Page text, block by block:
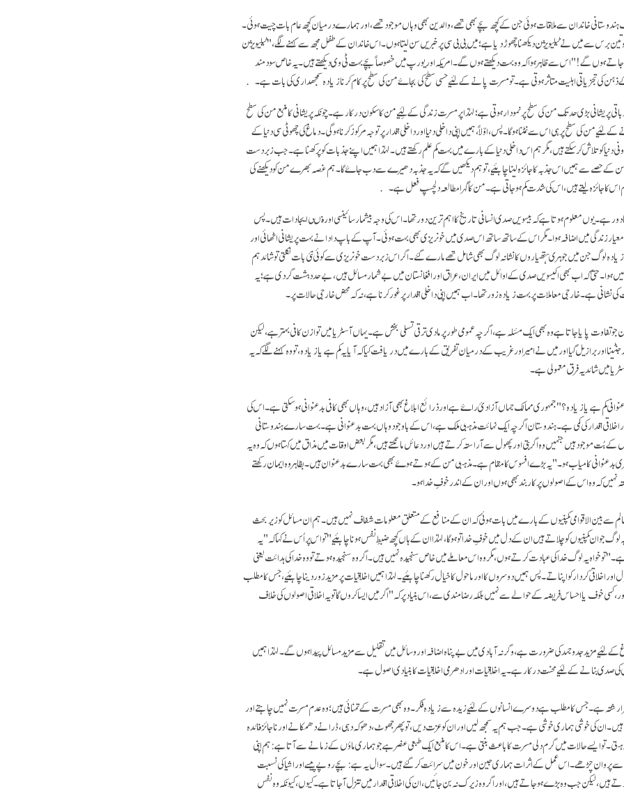
خاندان سے ملاقات ہوئی جن کے کچھ بچے بھی تھے، والدین بھی وہاں موجود تھے، اور ہمارے درمیان کچھ عام بات چیت ہوئی۔
تین برس سے میں نے ٹیلیویژن دیکھنا چھوڑ دیا ہے؛ میں بی بی سی پر خبریں سن لیتا ہوں۔ اس خاندان کے طفل مجھ سے کہنے لگے،" ٹیلیویژن
ہوں گے!" اس سے ظاہر ہوا کہ وہ بہت دیکھتے ہوں گے۔امریکہ اور یورپ میں خصوصاً بچے بہت ٹی وی دیکھتے ہیں۔ یہ خاص سود مند
کی تجزیاتی اہلیت متاثر ہوتی ہے۔ تو مسرت پانے کے لئیے حسی سطح کی بجاۓ من کی سطح پر کام کرنا زیادہ سمجھداری کی بات ہے۔
پریشانی بڑی حد تک من کی سطح پر نمودار ہوتی ہے؛ لہٰذا پر مسرت زندگی کے لئِیے من کا سکون درکار ہے۔ چونکہ پریشانی کا منبع من کی سطح
کی سطح پر ہی اس سے نمٹنا ہو گا۔ پس، اوّلاً، ہمیں اپنی داخلی دنیا اور داخلی اقدار پر توجہ مرکوز کرنا ہوگی۔ دماغ کی چھوٹی سی دنیا کے
دنیا کو تلاش کر سکتے ہیں، مگر ہم اس داخلی دنیا کے بارے میں بہت کم علم رکھتے ہیں۔ لہٰذا ہمیں اپنے جذبات کو پرکھنا ہے۔ جب زبردست
حصے سے ہمیں اس جذبہ کا جائزہ لینا چاہئیے، تو ہم دیکھیں گے کہ یہ جذبہ دھیرے سے دب جاۓ گا۔ ہم غصہ بھرے من کو دیکھنے کی
اس کا جائزہ لیتے ہیں، اس کی شدت کم ہو جاتی ہے۔ من کا گہرا مطالعہ دلچسپ فعل ہے۔
ہے۔ یوں معلوم ہوتا ہے کہ بیسویں صدی انسانی تاریخ کا اہم ترین دور تھا۔ اس کی وجہ بیشمار سائینسی اور فںی ایجادات ہیں۔ پس
زندگی میں اضافہ ہوا۔ مگر اس کے ساتھ ساتھ اس صدی میں خونریزی بھی بہت ہوئی۔ آپ کے باپ دادا نے بہت پریشانی اٹھائی اور
لوگ جن میں جوہری ہتھیاروں کا نشانہ لوگ بھی شامل تھے مارے گئے۔ اگر اس زبردست خونریزی سے کوئی نئی بات نکلتی تو شائد ہم
نہیں ہوا۔ حتیٰ کہ اب بھی اکیسویں صدی کے اوائل میں ایران، عراق اور افغانستان میں بےشمار مسائل ہیں، بےحد دہشت گردی ہے؛ یہ
نشانی ہے۔ خارجی معاملات پر بہت زیادہ زور تھا۔ اب ہمیں اپنی داخلی اقدار پر غور کرنا ہے، نہ کہ محض خارجی حالات پر۔
تفاوت پایا جاتا ہے وہ بھی ایک مسٔلہ ہے، اگرچہ عمومی طور پر مادی ترقی تسلی بخش ہے۔ یہاں آسٹریا میں توازن کافی بہتر ہے، لیکن
اور برازیل گیا اور میں نے امیر اور غریب کے درمیان تفریق کے بارے میں دریافت کیا کہ آیا یہ کم ہے یا زیادہ، تو وہ کہنے لگے کہ یہ
میں شائد یہ فرق معمولی ہے۔
کم ہے یا زیادہ؟" جمہوری ممالک جہاں آزادیٔ راۓ ہے اور ذرائع ابلاغ بھی آزاد ہیں، وہاں بھی کافی بدعنوانی ہو سکتی ہے۔ اس کی
اخلاقی اقدار کی کمی ہے۔ ہندوستان اگرچہ ایک نہائت مذہبی ملک ہے، اس کے باوجود وہاں بہت بدعنوانی ہے۔ بہت سارے ہندوستانی
کے بُت موجود ہیں جنہیں وہ اگر بتی اور پھول سے آراستہ کرتے ہیں اور دعائں مانگتے ہیں، مگر بعض اوقات میں مذاق میں کہتا ہوں کہ وہ یہ
بدعنوانی کامیاب ہو۔" یہ بڑے افسوس کا مقام ہے۔ مذہبی من کے ہوتے ہوۓ بھی بہت سارے بدعنوان ہیں۔ بظاہر وہ ایمان رکھتے
نہیں کہ وہ اس کے اصولوں پر کاربند بھی ہوں اور ان کے اندر خوفِ خدا ہو۔
سے بین الاقوامی کمپنیوں کے بارے میں بات ہوئی کہ ان کے منافع کے متعلق معلومات شفاف نہیں ہیں۔ ہم ان مسائل کو زیربحث
جو ان کمپنیوں کو چلاتے ہیں ان کے دل میں خوفِ خدا تو ہو گا، لہٰذا ان کے ہاں کچھ ضبطِ نفس ہونا چاہئیے" تو اس پر اُس نے کہا کہ "یہ
خواہ یہ لوگ خدا کی عبادت کرتے ہوں، مگر وہ اس معاملے میں خاص سنجیدہ نہیں ہیں۔ اگر وہ سنجیدہ ہوتے تو وہ خدا کی ہدائت یعنی
اور اخلاقی کردارکو اپناتے۔ پس ہمیں دوسروں کا اور ماحول کا خیال رکھنا چاہئیے۔ لہٰذا ہمیں اخلاقیات پر مزید زور دینا چاہئیے، جس کا مطلب
کسی خوف یا احساس فریضہ کے حوالے سے نہیں بلکہ رضامندی سے، اس بنیاد پر کہ "اگر میں ایسا کروں گا تو یہ اخلاقی اصولوں کی خلاف
کے لئیے مزید جد و جہد کی ضرورت ہے، وگرنہ آبادی میں بے پناہ اضافہ اور وسائل میں تقلیل سے مزید مسائل پیدا ہوں گے۔ لہٰذا ہمیں
صدی بنانے کے لئیے محنت درکار ہے۔ یہ اخلاقیات اور ادھرمی اخلاقیات کا بنیادی اصول ہے۔
رشتہ ہے۔ جس کا مطلب ہے دوسرے انسانوں کے لئیے زیدہ سے زیادہ فکر۔ وہ بھی مسرت کے تمنائی ہیں؛ وہ عدم مسرت نہیں چاہتے اور
ان کی خوشی ہماری خوشی ہے۔ جب ہم یہ سمجھ لیں اور ان کو عزت دیں، تو پھر جھوٹ، دھوکہ دہی، ڈرانے دھمکانے اور ناجائز فائدہ
تو ایسے حالات میں گرم دلی مسرت کا باعث بنتی ہے۔ اس کا منبع ایک طبعی عنصر ہے جو ہماری ماؤں کے زمانے سے آتا ہے: ہم اپنی
پروان چڑھے۔ اس عمل کے اثرات ہماری جین اور خون میں سرائت کر گئے ہیں۔ سوال یہ ہے: بچے روپے پیسے اور اشیا کی نسبت
ہیں، لیکن جب وہ بڑے ہو جاتے ہیں، اور اگر وہ زیرک نہ بن جائیں، ان کی اخلاقی اقدار میں تنزل آجاتا ہے۔ کیوں، کیونکہ وہ نفس